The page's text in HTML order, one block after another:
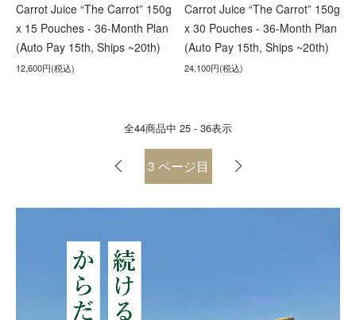
Carrot Juice “The Carrot” 150g
x 15 Pouches - 36-Month Plan
(Auto Pay 15th, Ships ~20th)
12,600円(税込)
Carrot Juice “The Carrot” 150g
x 30 Pouches - 36-Month Plan
(Auto Pay 15th, Ships ~20th)
24,100円(税込)
全44商品中 25 - 36表示
3 ページ目